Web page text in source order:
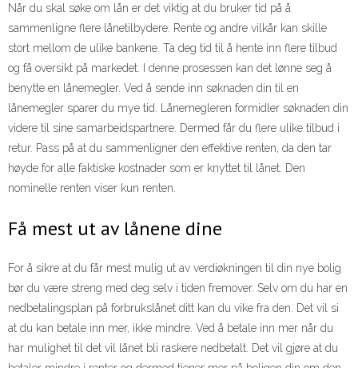
Når du skal søke om lån er det viktig at du bruker tid på å
sammenligne flere lånetilbydere. Rente og andre vilkår kan skille
stort mellom de ulike bankene. Ta deg tid til å hente inn flere tilbud
og få oversikt på markedet. I denne prosessen kan det lønne seg å
benytte en lånemegler. Ved å sende inn søknaden din til en
lånemegler sparer du mye tid. Lånemegleren formidler søknaden din
videre til sine samarbeidspartnere. Dermed får du flere ulike tilbud i
retur. Pass på at du sammenligner den effektive renten, da den tar
høyde for alle faktiske kostnader som er knyttet til lånet. Den
nominelle renten viser kun renten.
Få mest ut av lånene dine
For å sikre at du får mest mulig ut av verdiøkningen til din nye bolig
bør du være streng med deg selv i tiden fremover. Selv om du har en
nedbetalingsplan på forbrukslånet ditt kan du vike fra den. Det vil si
at du kan betale inn mer, ikke mindre. Ved å betale inn mer når du
har mulighet til det vil lånet bli raskere nedbetalt. Det vil gjøre at du